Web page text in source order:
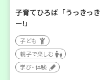
子育てひろば「うっきっき
ー!」
子ども
親子で楽しむ
学び・体験